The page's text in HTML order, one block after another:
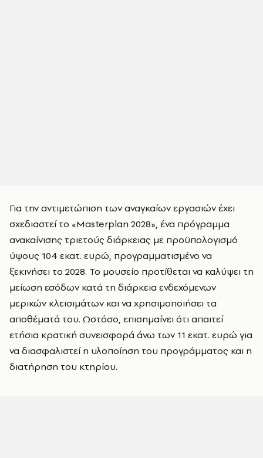
Για την αντιμετώπιση των αναγκαίων εργασιών έχει
σχεδιαστεί το «Masterplan 2028», ένα πρόγραμμα
ανακαίνισης τριετούς διάρκειας με προϋπολογισμό
ύψους 104 εκατ. ευρώ, προγραμματισμένο να
ξεκινήσει το 2028. Το μουσείο προτίθεται να καλύψει τη
μείωση εσόδων κατά τη διάρκεια ενδεχόμενων
μερικών κλεισιμάτων και να χρησιμοποιήσει τα
αποθέματά του. Ωστόσο, επισημαίνει ότι απαιτεί
ετήσια κρατική συνεισφορά άνω των 11 εκατ. ευρώ για
να διασφαλιστεί η υλοποίηση του προγράμματος και η
διατήρηση του κτηρίου.